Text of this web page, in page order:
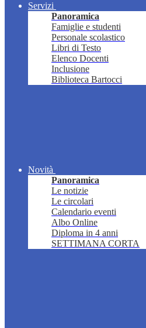
Servizi
Panoramica
Famiglie e studenti
Personale scolastico
Libri di Testo
Elenco Docenti
Inclusione
Biblioteca Bartocci
Novità
Panoramica
Le notizie
Le circolari
Calendario eventi
Albo Online
Diploma in 4 anni
SETTIMANA CORTA